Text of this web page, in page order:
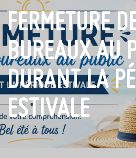
FERMETURE
BUREAUX AU
DURANT LA
ESTIVALE